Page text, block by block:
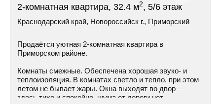
2-комнатная квартира, 32.4 м2, 5/6 этаж
Краснодарский край, Новороссийск г., Приморский
Продаётся уютная 2-комнатная квартира в
Приморском районе.
Комнаты смежные. Обеспечена хорошая звуко- и
теплоизоляция. В комнатах светло и тепло, при этом
летом не бывает жары. Окна выходят во двор —
здесь тихо и спокойно, шума от дороги нет.